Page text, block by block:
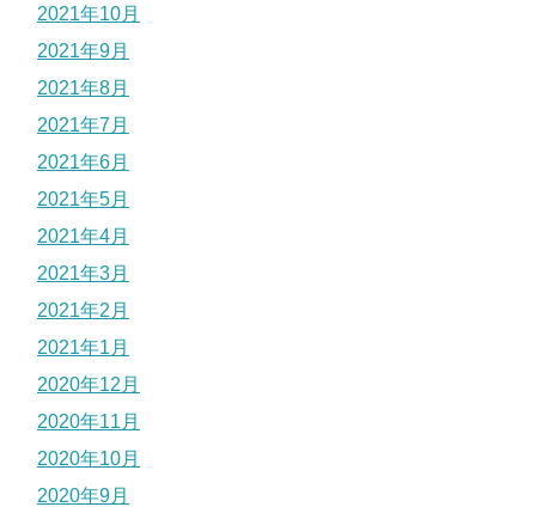
2021年10月
2021年9月
2021年8月
2021年7月
2021年6月
2021年5月
2021年4月
2021年3月
2021年2月
2021年1月
2020年12月
2020年11月
2020年10月
2020年9月